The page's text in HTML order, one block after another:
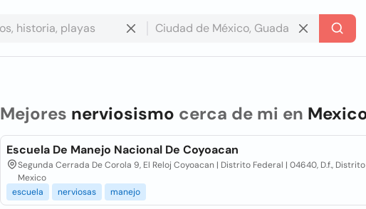
Mejores nerviosismo cerca de mi en
Escuela De Manejo Nacional De Coyoacan
Segunda Cerrada De Corola 9, El Reloj Coyoacan | Distrito Federal | 04640, D.f.,
Mexico
escuela
nerviosas manejo